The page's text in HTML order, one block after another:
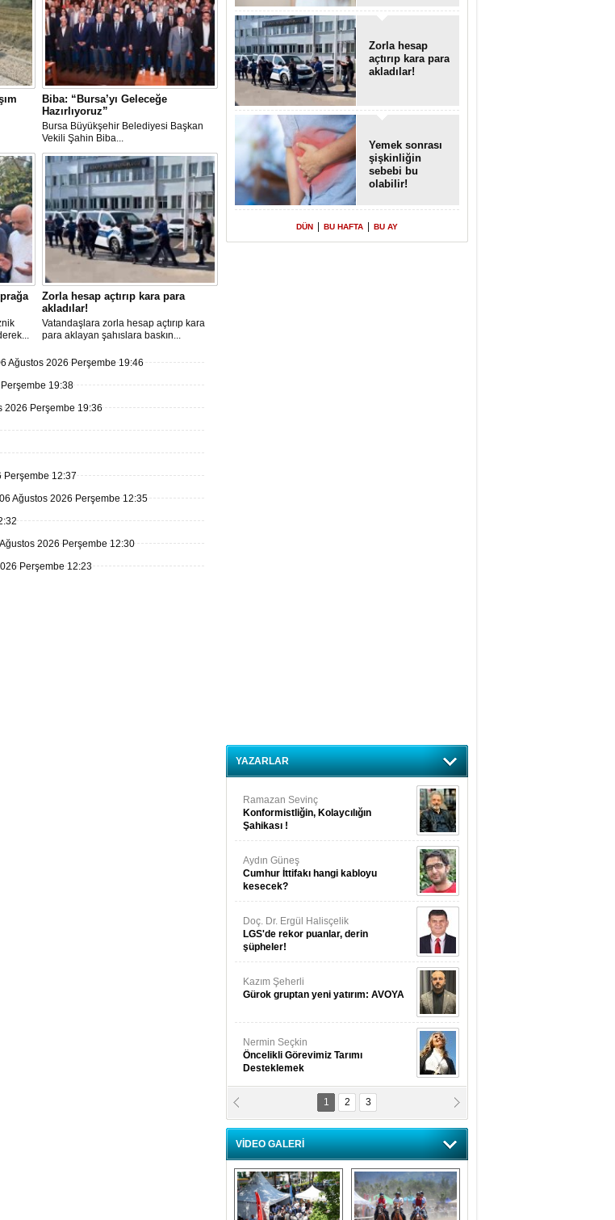
Biba: “Bursa’yı Geleceğe
Hazırlıyoruz”
​Bursa Büyükşehir Belediyesi Başkan
Vekili Şahin Biba...
Zorla hesap açtırıp kara para
akladılar!
Vatandaşlara zorla hesap açtırıp kara
para aklayan şahıslara baskın...
Ağustos 2026 Perşembe 19:46
19:38
2026 Perşembe 19:36
Perşembe 12:37
06 Ağustos 2026 Perşembe 12:35
2026 Perşembe 12:30
Perşembe 12:23
Zorla hesap
açtırıp kara para
akladılar!
Yemek sonrası
şişkinliğin
sebebi bu
olabilir!
DÜN BU HAFTA BU AY
YAZARLAR
Ramazan Sevinç
Konformistliğin, Kolaycılığın
Şahikası !
Aydın Güneş
Cumhur İttifakı hangi kabloyu
kesecek?
Doç. Dr. Ergül Halisçelik
LGS'de rekor puanlar, derin
şüpheler!
Kazım Şeherli
Gürok gruptan yeni yatırım: AVOYA
Nermin Seçkin
Öncelikli Görevimiz Tarımı
Desteklemek
Nilüfer Menekli Buzcular
Siz Hiç Kelebeklerin Sesini
Duydunuz Mu?
1 2 3
VİDEO GALERİ